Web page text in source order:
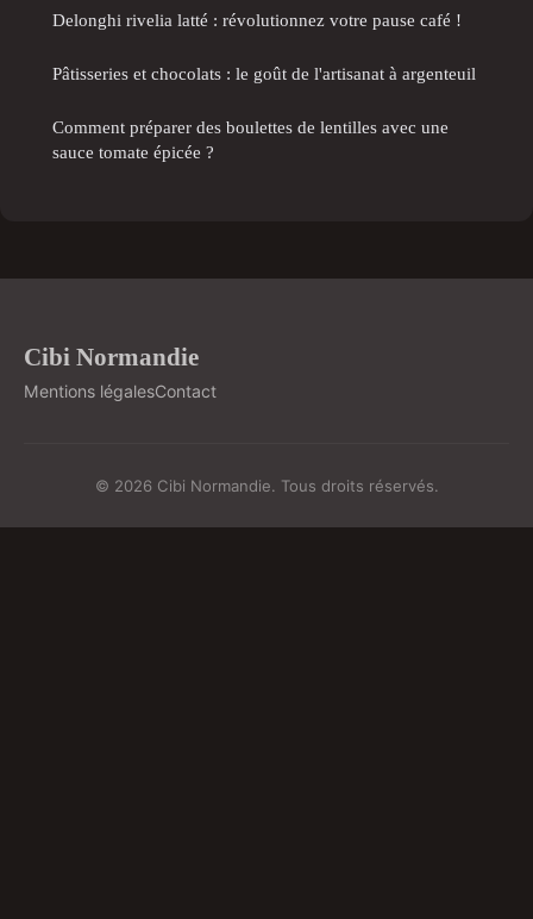
Delonghi rivelia latté : révolutionnez votre pause café !
Pâtisseries et chocolats : le goût de l'artisanat à argenteuil
Comment préparer des boulettes de lentilles avec une
sauce tomate épicée ?
Cibi Normandie
Mentions légalesContact
© 2026 Cibi Normandie. Tous droits réservés.